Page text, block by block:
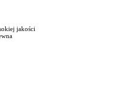
jakości